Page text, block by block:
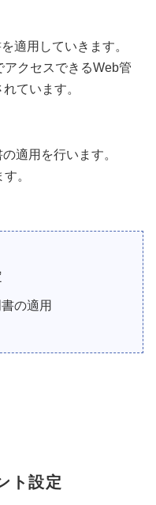
適用していきます。
クセスできるWeb管
ています。
適用を行います。
。
の適用
ト設定